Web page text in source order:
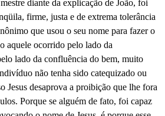
diante da explicação de João, foi
firme, justa e de extrema tolerância
que usou o seu nome para fazer o
aquele ocorrido pelo lado da
lado da confluência do bem, muito
não tenha sido catequizado ou
Jesus desaprova a proibição que lhe fora
Porque se alguém de fato, foi capaz